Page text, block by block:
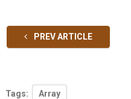
PREV ARTICLE
Tags: Array